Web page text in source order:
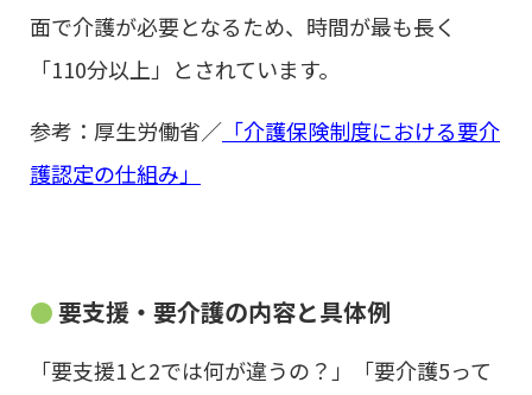
面で介護が必要となるため、時間が最も長く
「110分以上」とされています。
参考：厚生労働省／ 「介護保険制度における要介
護認定の仕組み」
要支援・要介護の内容と具体例
「要支援1と2では何が違うの？」「要介護5って